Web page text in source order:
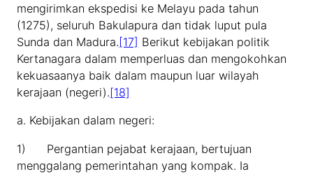
mengirimkan ekspedisi ke Melayu pada tahun
(1275), seluruh Bakulapura dan tidak luput pula
Sunda dan Madura. [17] Berikut kebijakan politik
Kertanagara dalam memperluas dan mengokohkan
kekuasaanya baik dalam maupun luar wilayah
kerajaan (negeri).[18]
a. Kebijakan dalam negeri:
1) Pergantian pejabat kerajaan, bertujuan
menggalang pemerintahan yang kompak. Ia